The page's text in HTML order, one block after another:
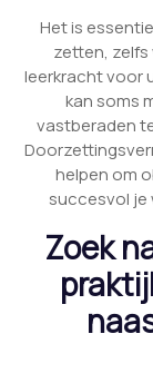
Het is
zetten, zelfs
leerkracht voor
kan soms
vastberaden
helpen om
succesvol je
Zoek